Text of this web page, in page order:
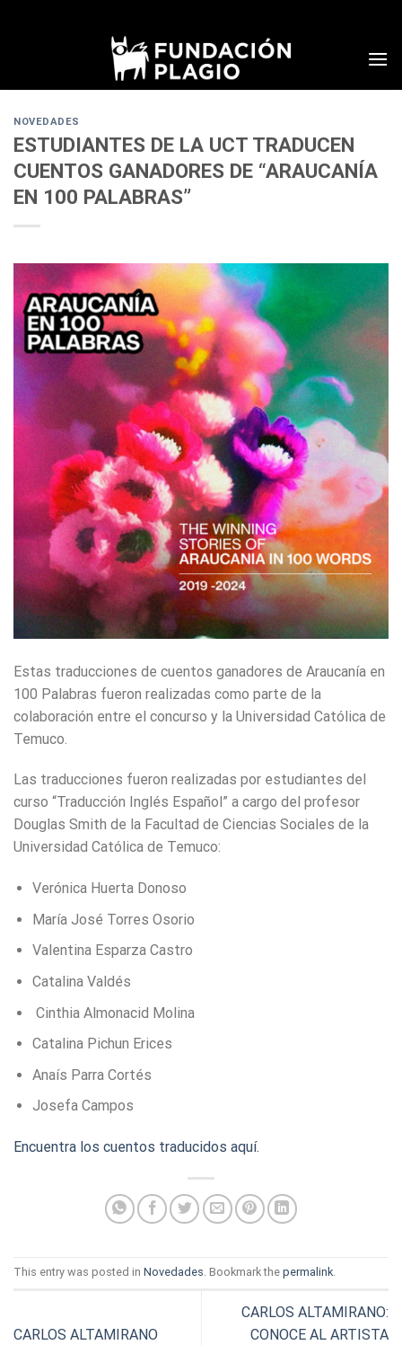
NOVEDADES
ESTUDIANTES DE LA UCT TRADUCEN
CUENTOS GANADORES DE “ARAUCANÍA
EN 100 PALABRAS”
Estas traducciones de cuentos ganadores de Araucanía en
100 Palabras fueron realizadas como parte de la
colaboración entre el concurso y la Universidad Católica de
Temuco.
Las traducciones fueron realizadas por estudiantes del
curso “Traducción Inglés Español” a cargo del profesor
Douglas Smith de la Facultad de Ciencias Sociales de la
Universidad Católica de Temuco:
Verónica Huerta Donoso
María José Torres Osorio
Valentina Esparza Castro
Catalina Valdés
Cinthia Almonacid Molina
Catalina Pichun Erices
Anaís Parra Cortés
Josefa Campos
Encuentra los cuentos traducidos aquí.
This entry was posted in Novedades. Bookmark the permalink.
CARLOS ALTAMIRANO
CARLOS ALTAMIRANO:
CONOCE AL ARTISTA